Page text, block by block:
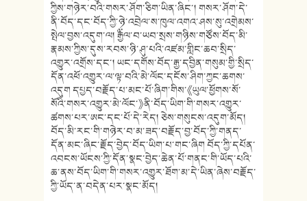
ཀྱིས་གཉེར་བའི་གསར་ཤོག་ཅིག་ཡིན་ཞིང་། གསར་ཤོག་དེ་
ནི་བོད་དང་བོད་ཀྱི་ཉེ་འབྲེལ་ས་ཁུལ་འགའ་ཤས་སུ་འགྲེམས་
སྤེལ་བྱས་འདུག་ལ། ༸རྒྱལ་བ་ཡབ་སྲས་གཉིས་གཙོས་བོད་མི་
རྣམས་ཀྱིས་དུས་རབས་ཉི་ཤུ་པའི་འཛམ་གླིང་ཆབ་སྲིད་
འགྱུར་འགྲོས་དང་། ཡང་དགོས་བོད་རྒྱ་དབྱིན་གསུམ་གྱི་སྲིད་
དོན་འཕོ་འགྱུར་ལ་ལྟ་བའི་མེ་ལོང་དངོས་ཤིག་ཀྱང་ཆགས་
འདུག དཔྱད་བརྗོད་པ་མང་པོ་ཞིག་གིས་《ཡུལ་ཕྱོགས་སོ་
སོའི་གསར་འགྱུར་མེ་ལོང་》ནི་བོད་ཡིག་གི་གསར་འགྱུར་
ཚགས་པར་ཨང་དང་པོ་དེ་རེད། ཅེས་གསུངས་འདུག་མོད།
བོད་མི་རང་གི་གཉེར་བ་མ་ཟད་བརྗོད་བྱ་བོད་ཀྱི་གནད་
དོན་མང་ཞིང་རྗོད་བྱེད་བོད་ཡིག་པ་གང་ཞིག བོད་ཀྱི་དཔོན་
འབངས་ཡོངས་ཀྱི་དོན་སྣང་བྱེད་ཆེན་པོ་གནང་གི་ཡོད་པའི་
ཆ་ནས་བོད་ཡིག་གི་གསར་འགྱུར་ཐོག་མ་དེ་ཡིན་ཞེས་བརྗོད་
ཀྱི་ཡོད་ན་བདེན་པར་སྣང་མོད།